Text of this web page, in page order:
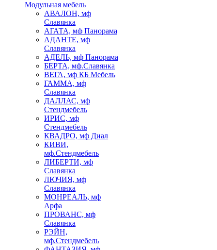
Модульная мебель
АВАЛОН, мф
Славянка
АГАТА, мф Панорама
АДАНТЕ, мф
Славянка
АДЕЛЬ, мф Панорама
БЕРТА, мф.Славянка
ВЕГА, мф КБ Мебель
ГАММА, мф
Славянка
ДАЛЛАС, мф
Стендмебель
ИРИС, мф
Стендмебель
КВАДРО, мф Диал
КИВИ,
мф.Стендмебель
ЛИБЕРТИ, мф
Славянка
ЛЮЧИЯ, мф
Славянка
МОНРЕАЛЬ, мф
Арфа
ПРОВАНС, мф
Славянка
РЭЙН,
мф.Стендмебель